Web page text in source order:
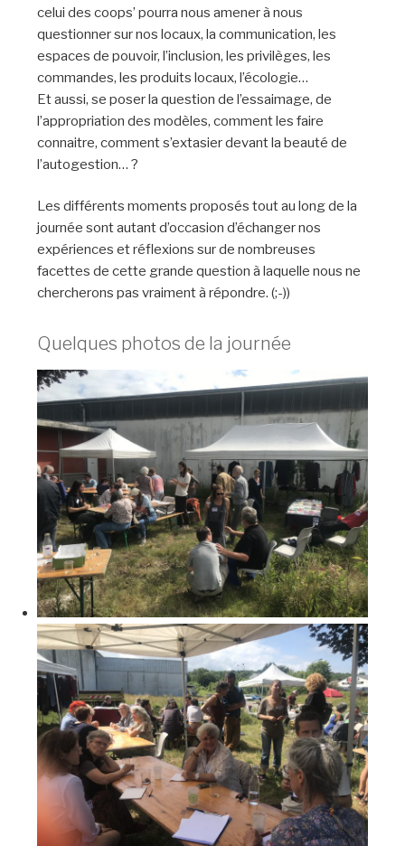
celui des coops’ pourra nous amener à nous
questionner sur nos locaux, la communication, les
espaces de pouvoir, l’inclusion, les privilèges, les
commandes, les produits locaux, l’écologie…
Et aussi, se poser la question de l’essaimage, de
l’appropriation des modèles, comment les faire
connaitre, comment s’extasier devant la beauté de
l’autogestion… ?
Les différents moments proposés tout au long de la
journée sont autant d’occasion d’échanger nos
expériences et réflexions sur de nombreuses
facettes de cette grande question à laquelle nous ne
chercherons pas vraiment à répondre. (;-))
Quelques photos de la journée